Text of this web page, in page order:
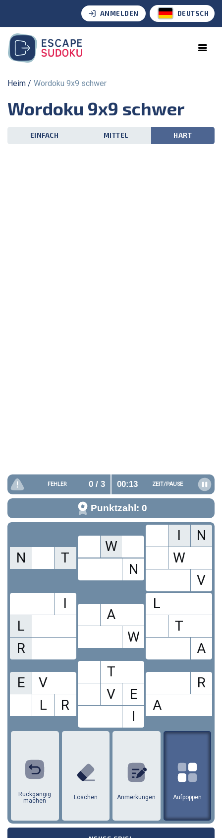
ANMELDEN DEUTSCH
Heim Wordoku 9x9 schwer
Wordoku 9x9 schwer
EINFACH MITTEL HART
FEHLER 0/ 3 00:13 ZEIT/PAUSE
Punktzahl: 0
N T
W
N
I
N
W
V
I
L
R
A
W
L
T
A
E
V
L
R
T
V
E
I
R
A
Rückgängig
machen
Löschen Anmerkungen Aufpoppen